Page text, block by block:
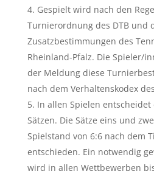
Gespielt wird nach den
Turnierordnung des DTB und
Zusatzbestimmungen des
Rheinland-Pfalz. Die Spieler/
der Meldung diese
nach dem Verhaltenskodex
In allen Spielen entscheidet
Sätzen. Die Sätze eins und
Spielstand von 6:6 nach dem
entschieden. Ein notwendig
wird in allen Wettbewerben